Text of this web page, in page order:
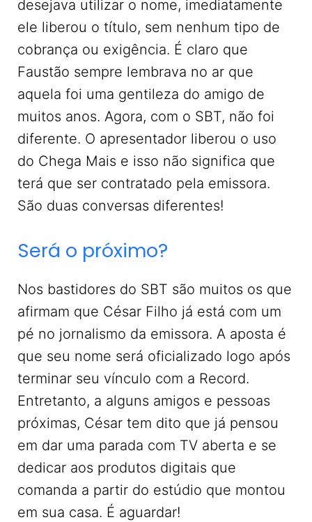
desejava utilizar o nome, imediatamente
ele liberou o título, sem nenhum tipo de
cobrança ou exigência. É claro que
Faustão sempre lembrava no ar que
aquela foi uma gentileza do amigo de
muitos anos. Agora, com o SBT, não foi
diferente. O apresentador liberou o uso
do Chega Mais e isso não significa que
terá que ser contratado pela emissora.
São duas conversas diferentes!
Será o próximo?
Nos bastidores do SBT são muitos os que
afirmam que César Filho já está com um
pé no jornalismo da emissora. A aposta é
que seu nome será oficializado logo após
terminar seu vínculo com a Record.
Entretanto, a alguns amigos e pessoas
próximas, César tem dito que já pensou
em dar uma parada com TV aberta e se
dedicar aos produtos digitais que
comanda a partir do estúdio que montou
em sua casa. É aguardar!